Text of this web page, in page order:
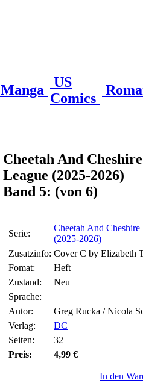
Manga
US
Comics
Cheetah And
League (2025-2026)
Band 5: (von 6)
Serie:
Cheetah And
(2025-2026)
Zusatzinfo: Cover C by Elizabeth
Fomat:
Heft
Zustand:
Neu
Sprache:
Autor:
Greg Rucka / Nicola
Verlag:
DC
Seiten:
32
Preis:
4,99 €
In den